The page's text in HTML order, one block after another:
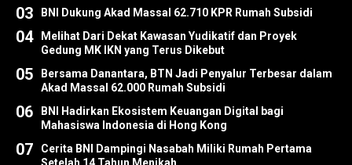
03 BNI Dukung Akad Massal 62.710 KPR Rumah Subsidi
04
Melihat Dari Dekat Kawasan Yudikatif dan Proyek
Gedung MK IKN yang Terus Dikebut
05
Bersama Danantara, BTN Jadi Penyalur Terbesar dalam
Akad Massal 62.000 Rumah Subsidi
06
BNI Hadirkan Ekosistem Keuangan Digital bagi
Mahasiswa Indonesia di Hong Kong
07
Cerita BNI Dampingi Nasabah Miliki Rumah Pertama